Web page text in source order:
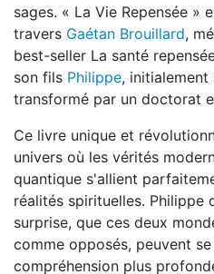
sages. « La Vie Repensée »
travers Gaétan Brouillard,
best-seller La santé
son fils Philippe,
transformé par un doctorat
Ce livre unique et
univers où les vérités
quantique s'allient
réalités spirituelles. Philippe
surprise, que ces deux
comme opposés, peuvent
compréhension plus